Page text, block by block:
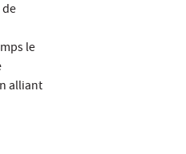
le
alliant